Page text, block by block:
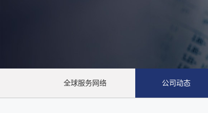
全球服务网络 公司动态